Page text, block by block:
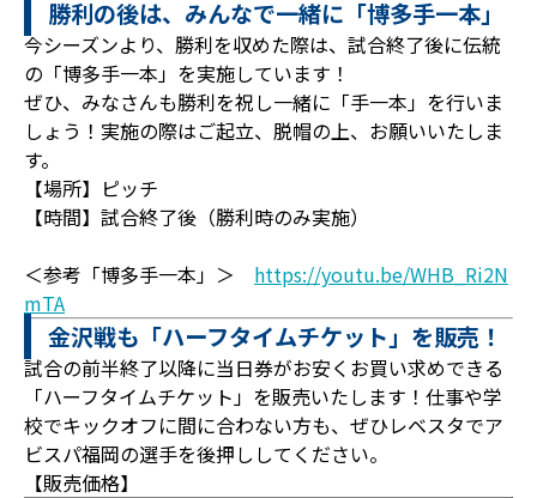
勝利の後は、みんなで一緒に「博多手一本」
今シーズンより、勝利を収めた際は、試合終了後に伝統
の「博多手一本」を実施しています！
ぜひ、みなさんも勝利を祝し一緒に「手一本」を行いま
しょう！実施の際はご起立、脱帽の上、お願いいたしま
す。
【場所】ピッチ
【時間】試合終了後（勝利時のみ実施）
＜参考「博多手一本」＞ https://youtu.be/WHB_Ri2N
mTA
金沢戦も「ハーフタイムチケット」を販売！
試合の前半終了以降に当日券がお安くお買い求めできる
「ハーフタイムチケット」を販売いたします！仕事や学
校でキックオフに間に合わない方も、ぜひレベスタでア
ビスパ福岡の選手を後押ししてください。
【販売価格】